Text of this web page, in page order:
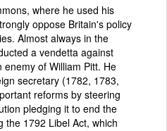
where he used his
oppose Britain's policy
Almost always in the
a vendetta against
of William Pitt. He
secretary (1782, 1783,
reforms by steering
pledging it to end the
the 1792 Libel Act, which